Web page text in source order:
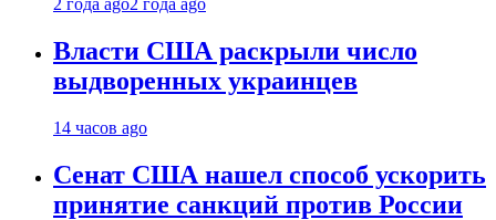
2 года ago2 года ago
Власти США раскрыли число
выдворенных украинцев
14 часов ago
Сенат США нашел способ ускорить
принятие санкций против России